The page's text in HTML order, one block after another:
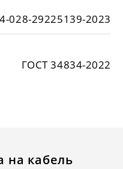
028-29225139-2023
ГОСТ 34834-2022
на кабель